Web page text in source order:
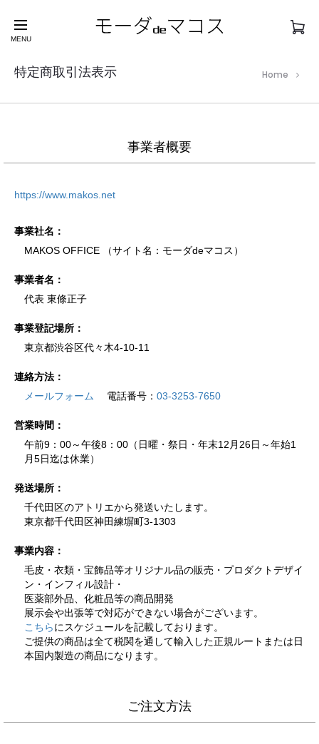
について
MENU
特定商取引法表示 Home
事業者概要
https://www.makos.net
事業社名：
MAKOS OFFICE （サイト名：モーダdeマコス）
事業者名：
代表 東條正子
事業登記場所：
東京都渋谷区代々木4-10-11
連絡方法：
メールフォーム
電話番号： 03-3253-7650
営業時間：
午前9：00～午後8：00（日曜・祭日・年末12月26日～年始1
月5日迄は休業）
発送場所：
千代田区のアトリエから発送いたします。
東京都千代田区神田練塀町3-1303
事業内容：
毛皮・衣類・宝飾品等オリジナル品の販売・プロダクトデザイ
ン・インフィル設計・
医薬部外品、化粧品等の商品開発
展示会や出張等で対応ができない場合がございます。
こちらにスケジュールを記載しております。
ご提供の商品は全て税関を通して輸入した正規ルートまたは日
本国内製造の商品になります。
ご注文方法